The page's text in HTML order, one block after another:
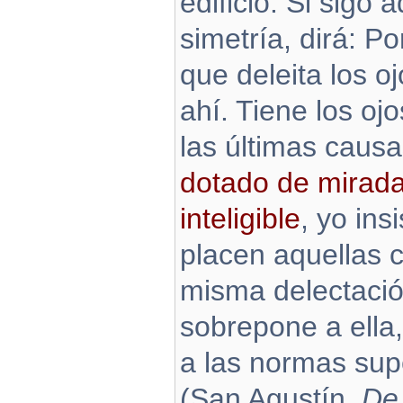
simetría, dirá:
que deleita los
ahí. Tiene los
las últimas
dotado de
inteligible, yo
placen aquellas
misma
sobrepone a
a las normas